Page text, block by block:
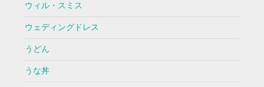
ウィル・スミス
ウェディングドレス
うどん
うな丼